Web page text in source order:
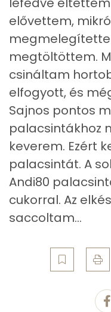
Nátrium
Mangán
Szénhidrát
Összesen
Cukor
Élelmi rost
Víz
elővettem,
megtöltöttem.
csináltam
elfogyott, és
Sajnos pontos
palacsintákhoz
keverem. Ezért
palacsintát. A
Andi80
cukorral. Az
saccoltam...